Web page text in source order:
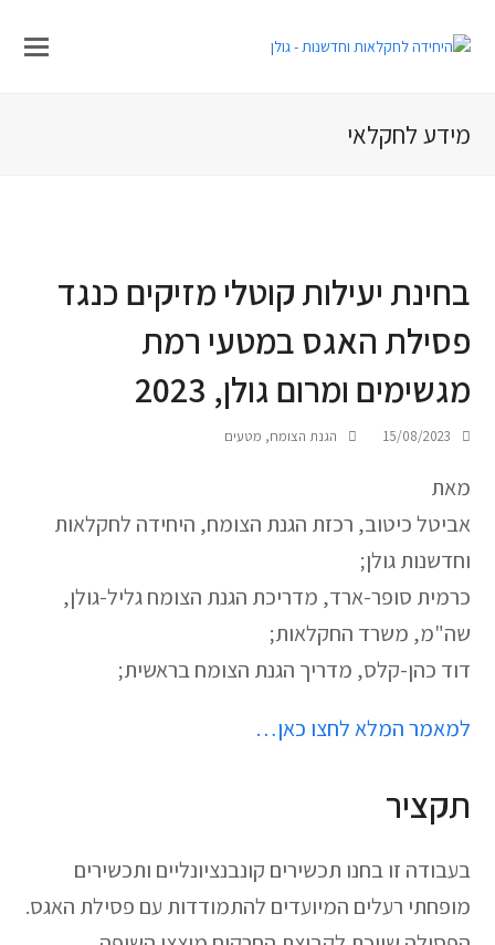
מידע לחקלאי
בחינת יעילות קוטלי מזיקים כנגד
פסילת האגס במטעי רמת
מגשימים ומרום גולן, 2023
15/08/2023 הגנת הצומח, מטעים
מאת
אביטל כיטוב, רכזת הגנת הצומח, היחידה לחקלאות
וחדשנות גולן;
כרמית סופר-ארד, מדריכת הגנת הצומח גליל-גולן,
שה"מ, משרד החקלאות;
דוד כהן-קלס, מדריך הגנת הצומח בראשית;
למאמר המלא לחצו כאן…
תקציר
בעבודה זו בחנו תכשירים קונבנציונליים ותכשירים
מופחתי רעלים המיועדים להתמודדות עם פסילת האגס.